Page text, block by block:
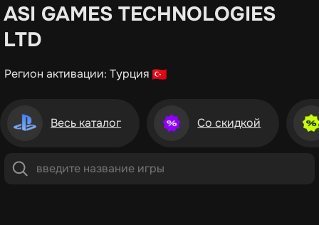
ASI GAMES TECHNOLOGIES
LTD
Регион активации: Турция
Весь каталог Со скидкой